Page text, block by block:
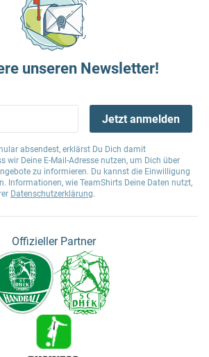
unseren Newsletter!
Jetzt anmelden
absendest, erklärst Du Dich damit
wir Deine E-Mail-Adresse nutzen, um Dich über
zu informieren. Du kannst die Einwilligung
Informationen, wie TeamShirts Deine Daten nutzt,
Datenschutzerklärung.
Offizieller Partner